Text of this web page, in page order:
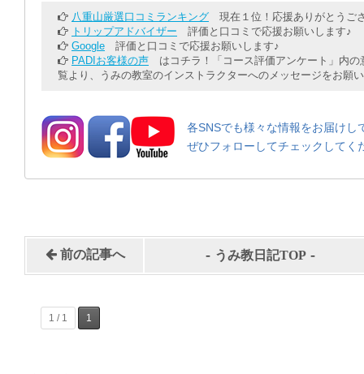
八重山厳選口コミランキング 現在１位！応援ありがとうご
トリップアドバイザー 評価と口コミで応援お願いします♪
Google 評価と口コミで応援お願いします♪
PADIお客様の声 はコチラ！「コース評価アンケート」内の
覧より、うみの教室のインストラクターへのメッセージをお願
各SNSでも様々な情報をお届けし
ぜひフォローしてチェックしてく
前の記事へ - うみ教日記TOP -
1 / 1 1